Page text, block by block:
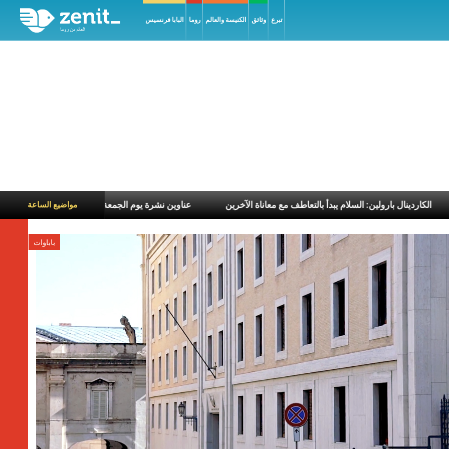
البابا فرنسيس روما الكنيسة والعالم وثائق تبرع
مواضيع الساعة
عناوين نشرة يوم الجمعة 7 آب 2026: السلام يُبنى بصبر يومًا بعد يوم الكاردينال بارولين: السلام يبدأ بالتعاطف مع معاناة الآخرين الرسوليّة
باباوات